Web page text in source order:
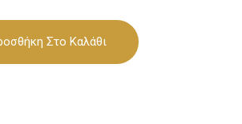
Στο Καλάθι